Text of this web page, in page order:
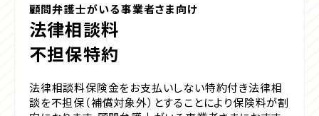
顧問弁護士がいる事業者さま向け
法律相談料
不担保特約
法律相談料保険金をお支払いしない特約付き法律相
談を不担保（補償対象外）とすることにより保険料が割